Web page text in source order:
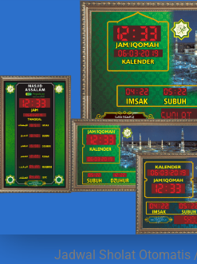
Jadwal Sholat Otomatis